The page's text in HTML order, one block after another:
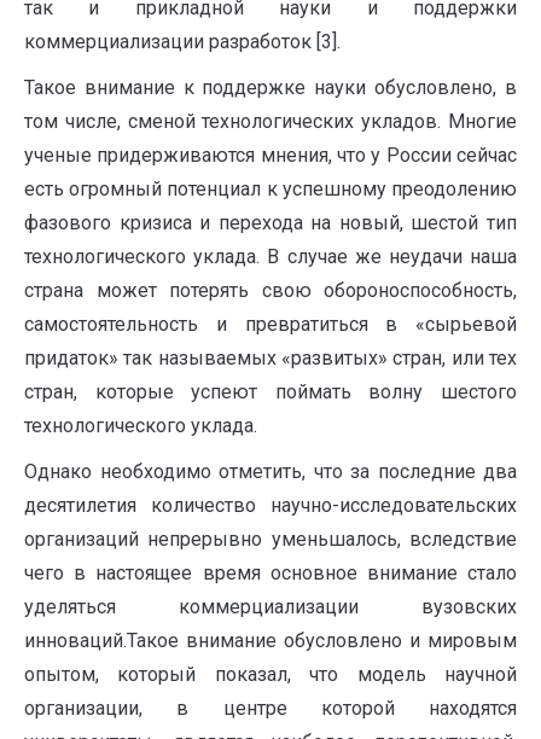
так и прикладной науки и поддержки
коммерциализации разработок [3].
Такое внимание к поддержке науки обусловлено, в
том числе, сменой технологических укладов. Многие
ученые придерживаются мнения, что у России сейчас
есть огромный потенциал к успешному преодолению
фазового кризиса и перехода на новый, шестой тип
технологического уклада. В случае же неудачи наша
страна может потерять свою обороноспособность,
самостоятельность и превратиться в «сырьевой
придаток» так называемых «развитых» стран, или тех
стран, которые успеют поймать волну шестого
технологического уклада.
Однако необходимо отметить, что за последние два
десятилетия количество научно-исследовательских
организаций непрерывно уменьшалось, вследствие
чего в настоящее время основное внимание стало
уделяться коммерциализации вузовских
инноваций.Такое внимание обусловлено и мировым
опытом, который показал, что модель научной
организации, в центре которой находятся